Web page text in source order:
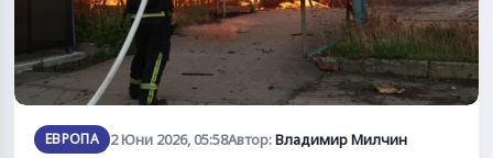
ЕВРОПА 2 Юни 2026, 05:58Автор:Владимир Милчин